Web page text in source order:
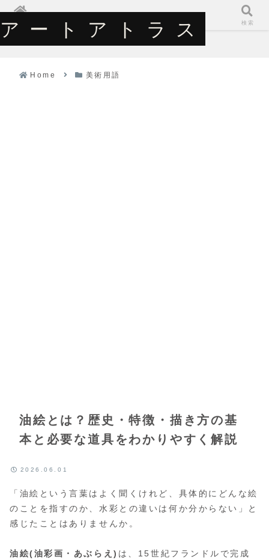
アートアトラス
Home 美術用語
油絵とは？歴史・特徴・描き方の基
本と必要な道具をわかりやすく解説
2026.06.01
「油絵という言葉はよく聞くけれど、具体的にどんな絵
のことを指すのか、水彩との違いは何か分からない」と
感じたことはありませんか。
油絵(油彩画・あぶらえ) は、15世紀フランドルで完成
ホーム
アートアトラス
検索